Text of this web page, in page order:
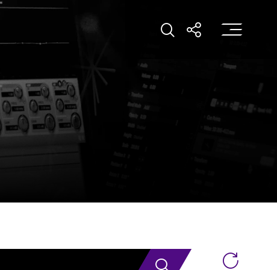
打開搜索打開分享打
搜索